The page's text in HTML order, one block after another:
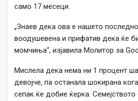
само 17 месеци.
„Знаев дека ова е нашето
воодушевена и прифатив дека ќе
момчиња“, изјавила Молитор за
Мислела дека нема ни 1 процент
девојче, па останала шокирана
сепак ќе добие ќерка.